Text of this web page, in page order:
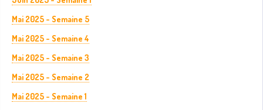
Mai 2025 - Semaine 5
Mai 2025 - Semaine 4
Mai 2025 - Semaine 3
Mai 2025 - Semaine 2
Mai 2025 - Semaine 1